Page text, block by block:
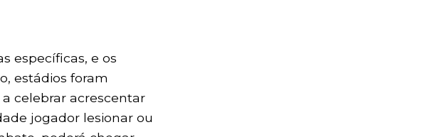
específicas, e os
estádios foram
celebrar acrescentar
jogador lesionar ou